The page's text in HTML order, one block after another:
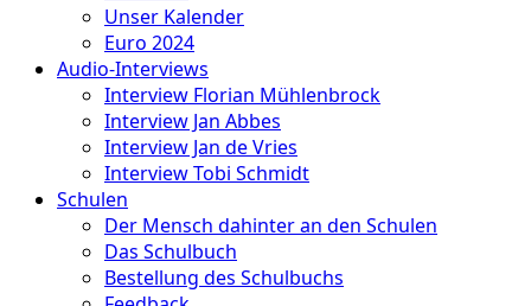
Unser Kalender
Euro 2024
Audio-Interviews
Interview Florian Mühlenbrock
Interview Jan Abbes
Interview Jan de Vries
Interview Tobi Schmidt
Schulen
Der Mensch dahinter an den Schulen
Das Schulbuch
Bestellung des Schulbuchs